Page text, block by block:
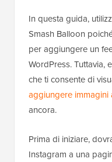
In questa guida,
Smash Balloon
per aggiungere un
WordPress. Tuttavia,
che ti consente di
aggiungere immagini
ancora.
Prima di iniziare,
Instagram a una